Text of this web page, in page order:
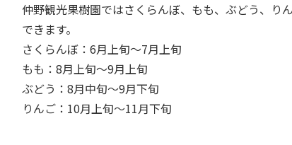
仲野観光果樹園ではさくらんぼ、もも、ぶどう、り
できます。
さくらんぼ：6月上旬～7月上旬
もも：8月上旬～9月上旬
ぶどう：8月中旬～9月下旬
りんご：10月上旬～11月下旬